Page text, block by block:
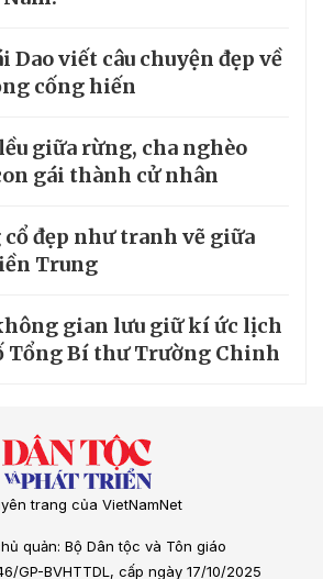
Dao viết câu chuyện đẹp về
cống hiến
giữa rừng, cha nghèo
gái thành cử nhân
cổ đẹp như tranh vẽ giữa
Trung
gian lưu giữ kí ức lịch
Tổng Bí thư Trường Chinh
trang của VietNamNet
quản: Bộ Dân tộc và Tôn giáo
GP-BVHTTDL, cấp ngày 17/10/2025